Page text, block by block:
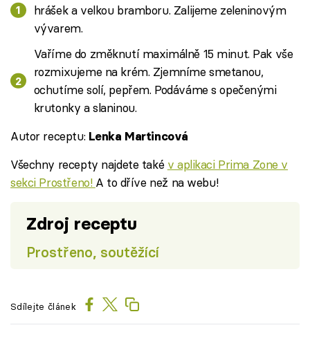
hrášek a velkou bramboru. Zalijeme zeleninovým
vývarem.
Vaříme do změknutí maximálně 15 minut. Pak vše
rozmixujeme na krém. Zjemníme smetanou,
ochutíme solí, pepřem. Podáváme s opečenými
krutonky a slaninou.
Autor receptu: Lenka Martincová
Všechny recepty najdete také v aplikaci Prima Zone v
sekci Prostřeno! A to dříve než na webu!
Zdroj receptu
Prostřeno, soutěžící
Sdílejte článek